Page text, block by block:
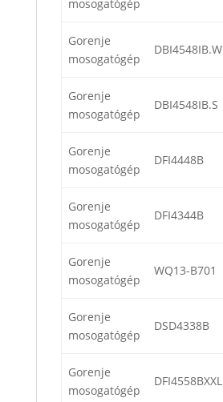
mosogatógép
Gorenje
mosogatógép
DBI4548IB.W
Gorenje
mosogatógép
DBI4548IB.S
Gorenje
mosogatógép
DFI4448B
Gorenje
mosogatógép
DFI4344B
Gorenje
mosogatógép
WQ13-B701
Gorenje
mosogatógép
DSD4338B
Gorenje
mosogatógép
DFI4558BXXL